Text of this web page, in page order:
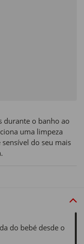
durante o banho ao
uma limpeza
do seu mais
do bebé desde o